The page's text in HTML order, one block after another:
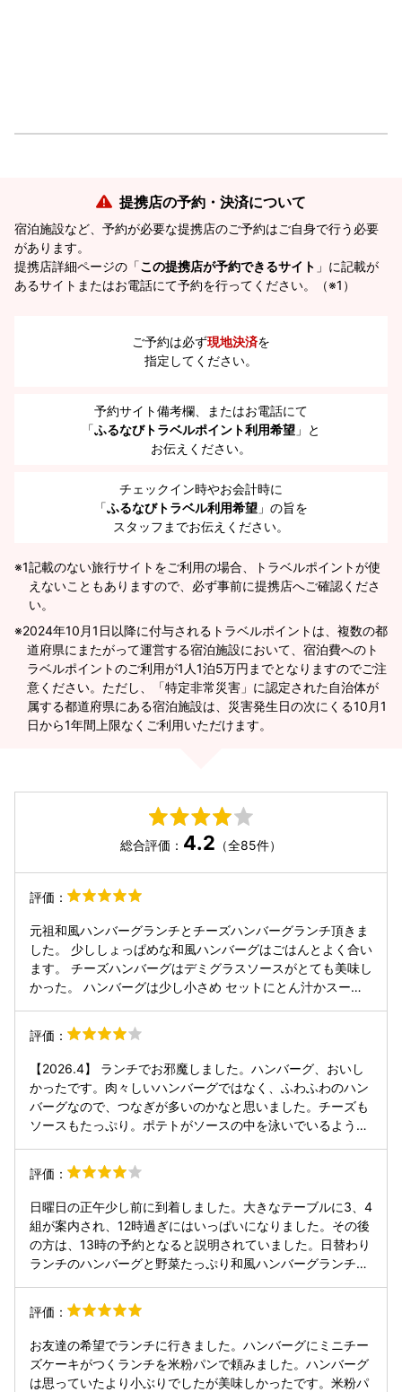
提携店の予約・決済について
宿泊施設など、予約が必要な提携店のご予約はご自身で行う必要
があります。
提携店詳細ページの「この提携店が予約できるサイト 」に記載が
あるサイトまたはお電話にて予約を行ってください。（※1）
ご予約は必ず現地決済を
指定してください。
予約サイト備考欄、またはお電話にて
「ふるなびトラベルポイント利用希望 」と
お伝えください。
チェックイン時やお会計時に
「ふるなびトラベル利用希望 」の旨を
スタッフまでお伝えください。
※1記載のない旅行サイトをご利用の場合、トラベルポイントが使
えないこともありますので、必ず事前に提携店へご確認くださ
い。
2024年10月1日以降に付与されるトラベルポイントは、複数の都
道府県にまたがって運営する宿泊施設において、宿泊費へのト
ラベルポイントのご利用が1人1泊5万円までとなりますのでご注
意ください。ただし、「特定非常災害」に認定された自治体が
属する都道府県にある宿泊施設は、災害発生日の次にくる10月1
日から1年間上限なくご利用いただけます。
総合評価： 4.2 （全85件）
評価：
元祖和風ハンバーグランチとチーズハンバーグランチ頂きま
した。 少ししょっぱめな和風ハンバーグはごはんとよく合い
ます。 チーズハンバーグはデミグラスソースがとても美味し
かった。 ハンバーグは少し小さめ セットにとん汁かスー
たけど、両方とん汁にしてしまったので、 スープ飲み損ねた
のがちょっと後悔。 セットのベイクドチーズケーキもよかっ
たです。 ライスも大盛りにしておけばよかったかな。 米粉
パンはもっちり。食感がこんなに変わるんですね。 とても満
足でした。ぜひまた来たいです。
評価：
【2026.4】 ランチでお邪魔しました。ハンバーグ、おいし
かったです。肉々しいハンバーグではなく、ふわふわのハン
バーグなので、つなぎが多いのかなと思いました。チーズも
ソースもたっぷり。ポテトがソースの中を泳いでいるようで
たので、外側の葉だったのかしら。 豚汁はほんのり酒粕の香
りがしました。 パンは米粉のパンだそうです。クッペという
プレーンのパンを選びました。焼きたて熱々のパンでおいし
かったのですが、とても小さいです。 ランチのコーラは、大
きな氷がグラスいっぱいに入っているので、コーラの量は少
なかったです。 混んでいないのに、料理が出てくるのがちょ
評価：
日曜日の正午少し前に到着しました。大きなテーブルに3、4
組が案内され、12時過ぎにはいっぱいになりました。その後
の方は、13時の予約となると説明されていました。日替わり
ランチのハンバーグと野菜たっぷり和風ハンバーグランチを
ました。野菜の種類も多くハンバーグも柔らかで、とても美
味しくいただきました。ボリュームは少なめですが、ご飯の
量は選べるようでした。豚汁とサラダ、漬物とドリンクも付
くので色々と食べられて大満足でした。
評価：
お友達の希望でランチに行きました。ハンバーグにミニチー
ズケーキがつくランチを米粉パンで頼みました。ハンバーグ
は思っていたより小ぶりでしたが美味しかったです。米粉パ